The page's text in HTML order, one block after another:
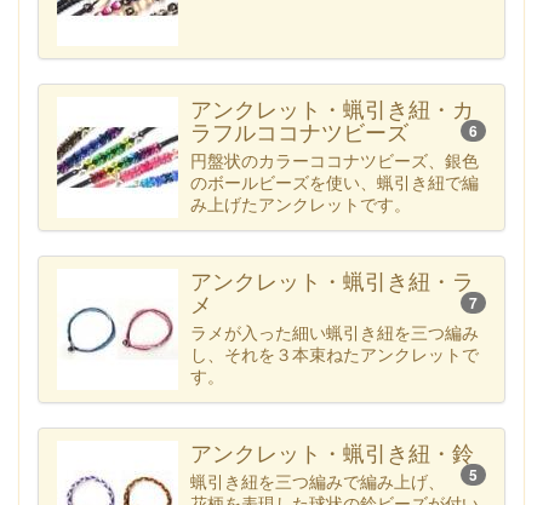
アンクレット・蝋引き紐・カ
ラフルココナツビーズ 6
円盤状のカラーココナツビーズ、銀色
のボールビーズを使い、蝋引き紐で編
み上げたアンクレットです。
アンクレット・蝋引き紐・ラ
メ 7
ラメが入った細い蝋引き紐を三つ編み
し、それを３本束ねたアンクレットで
す。
アンクレット・蝋引き紐・鈴
5
蝋引き紐を三つ編みで編み上げ、